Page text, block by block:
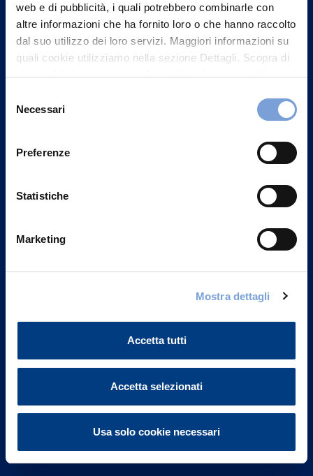
web e di pubblicità, i quali potrebbero combinarle con
altre informazioni che ha fornito loro o che hanno raccolto
dal suo utilizzo dei loro servizi. Maggiori informazioni su
quali cookie utilizziamo nella sezione Dettagli. Scopra di
più su chi siamo, come può contattarci e come trattiamo i
può trovare nel footer del sito nella sezione "Informativa
delNecessari
Preferenze
Statistiche
Marketing
Mostra dettagli
Accetta tutti
Accetta selezionati
Usa solo cookie necessari
Vittoria Assicurazioni S.p.A.
Part. IVA 01329510158
Sostenibilità
Performances